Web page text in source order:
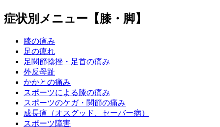
症状別メニュー【膝・脚】
膝の痛み
足の痺れ
足関節捻挫・足首の痛み
外反母趾
かかとの痛み
スポーツによる膝の痛み
スポーツのケガ・関節の痛み
成長痛（オスグッド、セーバー病）
スポーツ障害